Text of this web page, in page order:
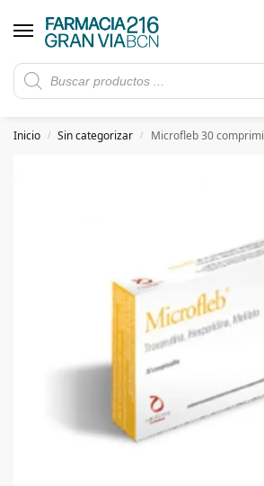
Rebajas de verano hasta -30%
5€ de descuento con el cupón 5GRANVIA
Inicio / Sin categorizar / Microfleb 30